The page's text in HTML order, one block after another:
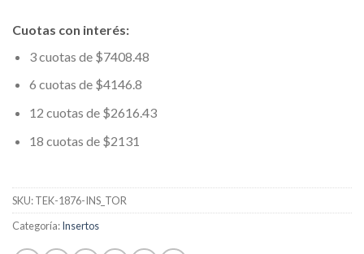
Cuotas con interés:
3 cuotas de $7408.48
6 cuotas de $4146.8
12 cuotas de $2616.43
18 cuotas de $2131
SKU:TEK-1876-INS_TOR
Categoría:Insertos